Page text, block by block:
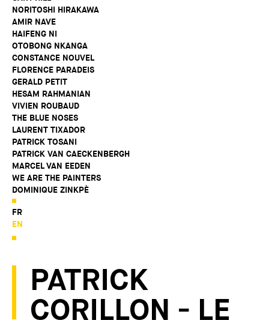
NORITOSHI HIRAKAWA
AMIR NAVE
HAIFENG NI
OTOBONG NKANGA
CONSTANCE NOUVEL
FLORENCE PARADEIS
GERALD PETIT
HESAM RAHMANIAN
VIVIEN ROUBAUD
THE BLUE NOSES
LAURENT TIXADOR
PATRICK TOSANI
PATRICK VAN CAECKENBERGH
MARCEL VAN EEDEN
WE ARE THE PAINTERS
DOMINIQUE ZINKPÈ
FR
EN
PATRICK
CORILLON - LE